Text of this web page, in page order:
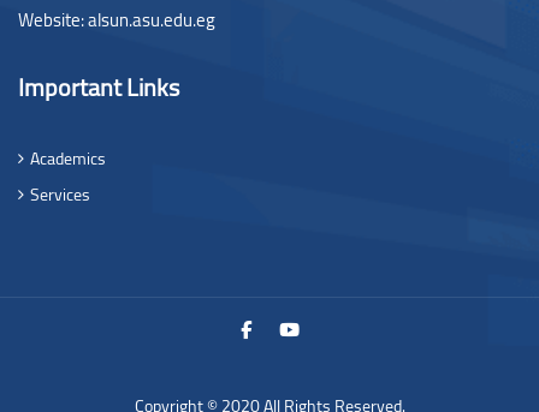
Website:alsun.asu.edu.eg
Important Links
Academics
Services